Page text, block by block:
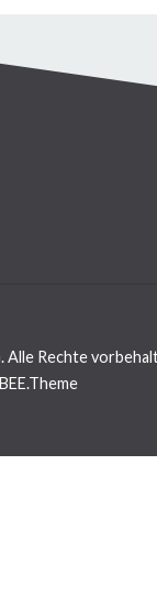
Alle Rechte